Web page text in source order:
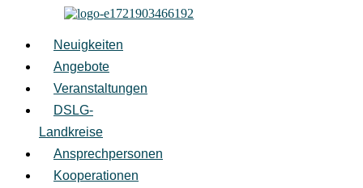
springen
Neuigkeiten
Angebote
Veranstaltungen
DSLG-
Landkreise
Ansprechpersonen
Kooperationen